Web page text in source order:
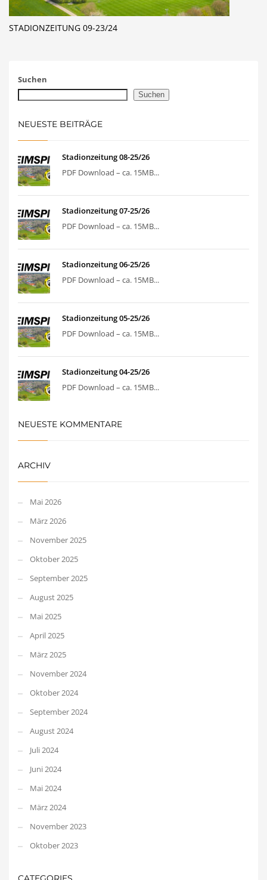
STADIONZEITUNG 09-23/24
Suchen
Suchen
NEUESTE BEITRÄGE
Stadionzeitung 08-25/26
PDF Download – ca. 15MB...
Stadionzeitung 07-25/26
PDF Download – ca. 15MB...
Stadionzeitung 06-25/26
PDF Download – ca. 15MB...
Stadionzeitung 05-25/26
PDF Download – ca. 15MB...
Stadionzeitung 04-25/26
PDF Download – ca. 15MB...
NEUESTE KOMMENTARE
ARCHIV
Mai 2026
März 2026
November 2025
Oktober 2025
September 2025
August 2025
Mai 2025
April 2025
März 2025
November 2024
Oktober 2024
September 2024
August 2024
Juli 2024
Juni 2024
Mai 2024
März 2024
November 2023
Oktober 2023